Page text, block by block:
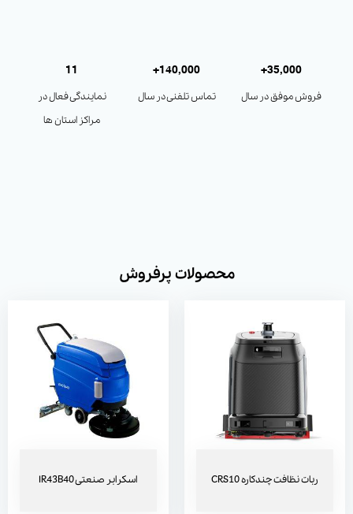
35,000+
فروش موفق در سال
140,000+
تماس تلفنی در سال
11
نمایندگی فعال در
مراکز استان ها
محصولات پرفروش
ربات نظافت چندکاره CRS10 اسکرابر صنعتی IR43B40